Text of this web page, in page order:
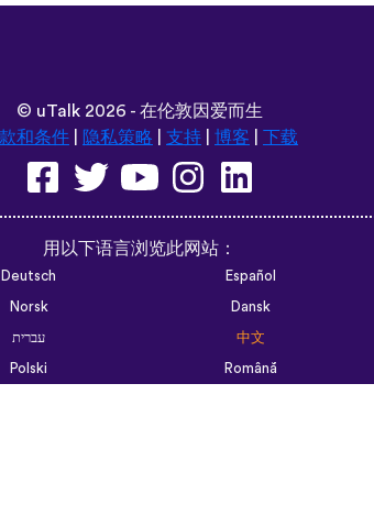
用以下语言浏览此网站：
Deutsch Español
Norsk
עברית 中文
Polski Română
한국어 Português do Brasil
Монгол
Azərbaycan dili